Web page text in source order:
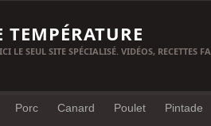
LE SEUL SITE SPÉCIALISÉ. VIDÉOS, RECETTES
Porc Canard Poulet Pintade